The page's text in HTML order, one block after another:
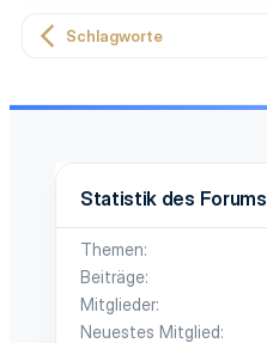
Schlagworte
Statistik des Forums
Themen
Beiträge
Mitglieder
Neuestes Mitglied